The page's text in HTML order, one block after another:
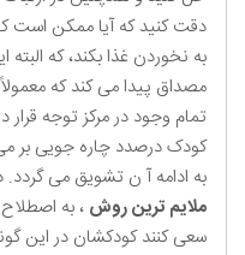
دقت کنید که آیا ممکن است
به نخوردن غذا بکند، که
مصداق پیدا می کند که
تمام وجود در مرکز توجه
کودک درصدد چاره جویی بر
به ادامه آ ن تشویق می گردد.
ملایم ترین روش ، به
سعی کنند کودکشان در این